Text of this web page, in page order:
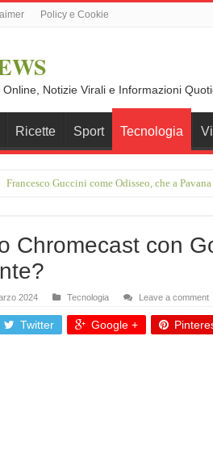
Policy e Cookie
Notizie Virali e Informazioni
Ricette Sport Tecnologia
Vince Tempera: “Il mio primo incontro con
Chromecast con
2024 Tecnologia Leave a comment
Twitter Google +